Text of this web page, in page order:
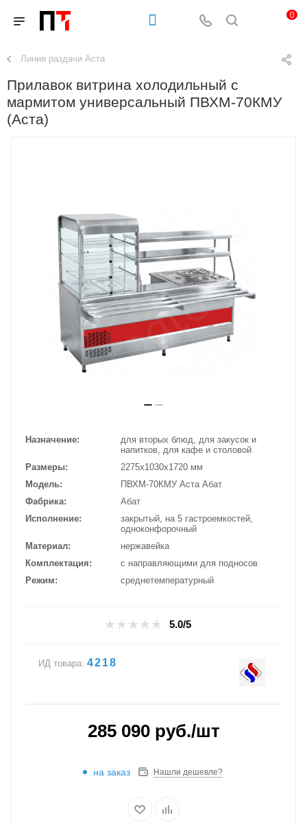
0
Линия раздачи Аста
Прилавок витрина холодильный с
мармитом универсальный ПВХМ-70КМУ
(Аста)
Назначение
для вторых блюд, для закусок и
напитков, для кафе и столовой
Размеры
2275х1030х1720 мм
Модель
ПВХМ-70КМУ Аста Абат
Фабрика
Абат
Исполнение
закрытый, на 5 гастроемкостей,
одноконфорочный
Материал
нержавейка
Комплектация
с направляющими для подносов
Режим
среднетемпературный
5.0/5
ИД товара: 4218
285 090руб./шт
на заказ Нашли дешевле?